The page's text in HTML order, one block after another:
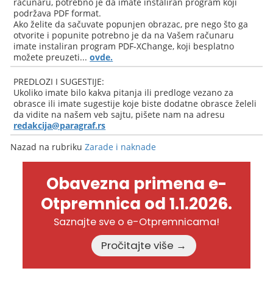
podržava PDF format.
Ako želite da sačuvate popunjen obrazac, pre nego što ga
otvorite i popunite potrebno je da na Vašem računaru
imate instaliran program PDF-XChange, koji besplatno
možete preuzeti...ovde.
PREDLOZI I SUGESTIJE:
Ukoliko imate bilo kakva pitanja ili predloge vezano za
obrasce ili imate sugestije koje biste dodatne obrasce želeli
da vidite na našem veb sajtu, pišete nam na adresu
redakcija@paragraf.rs
Nazad na rubrikuZarade i naknade
Obavezna primena e-
Otpremnica od 1.1.2026.
Saznajte sve o e-Otpremnicama!
Pročitajte više →